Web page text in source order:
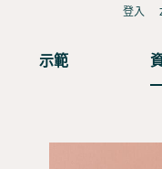
登入
示範